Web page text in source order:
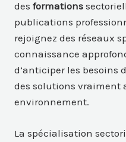
desformations
publications
rejoignez des réseaux
connaissance
d’anticiper les besoins
des solutions vraiment
environnement.
La spécialisation